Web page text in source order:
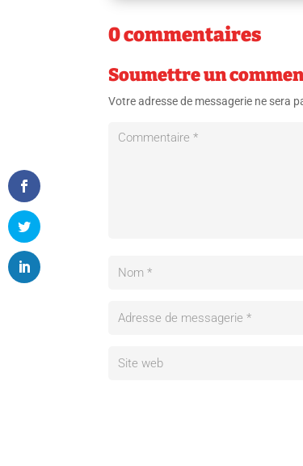
0 commentaires
Soumettre un
Votre adresse de messagerie ne sera